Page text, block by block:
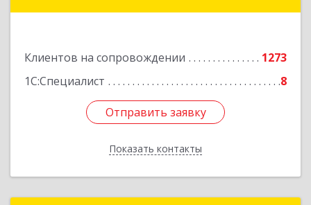
Клиентов на сопровождении
1273
1С:Специалист
8
Отправить заявку
Показать контакты
Отправить заявку
Назад